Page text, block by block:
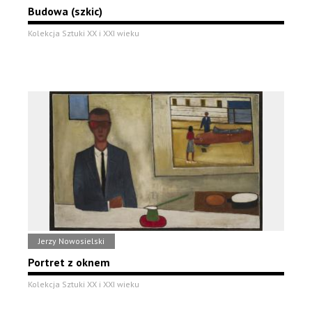
Budowa (szkic)
Kolekcja Sztuki XX i XXI wieku
Jerzy Nowosielski
Portret z oknem
Kolekcja Sztuki XX i XXI wieku